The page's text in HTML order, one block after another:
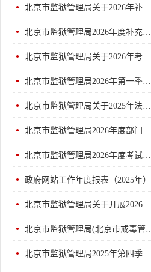
北京市监狱管理局关于2026年补充录用公务员第一批拟录用人员...
北京市监狱管理局2026年度补充录用公务员面试及各项测试公告
北京市监狱管理局关于2026年考试录用公务员拟录用人员公示公告
北京市监狱管理局2026年第一季度网站及政务新媒体自查报告
北京市监狱管理局关于2025年法治政府建设年度情况的报告
北京市监狱管理局2026年度部门预算信息公开
北京市监狱管理局2026年度考试录用公务员面试及各项测试公告
政府网站工作年度报表（2025年）
北京市监狱管理局关于开展2026年度考试录用公务员资格复审的公告
北京市监狱管理局(北京市戒毒
北京市监狱管理局2025年第四季度网站及政务新媒体自查报告